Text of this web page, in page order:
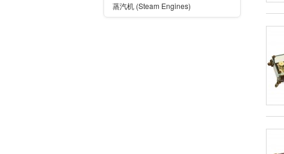
蒸汽机 (Steam Engines)